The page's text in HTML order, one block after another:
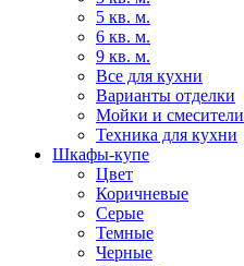
5 кв. м.
6 кв. м.
9 кв. м.
Все для кухни
Варианты отделки
Мойки и смесители
Техника для кухни
Шкафы-купе
Цвет
Коричневые
Серые
Темные
Черные